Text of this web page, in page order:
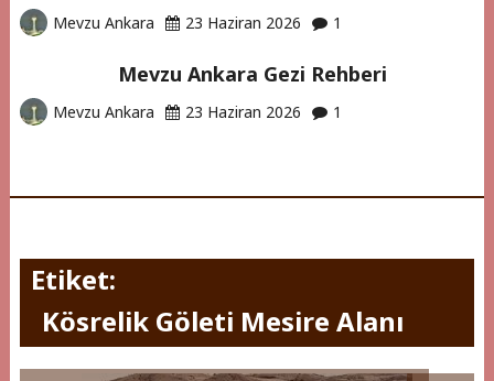
Mevzu Ankara 23 Haziran 2026 1
Mevzu Ankara Gezi Rehberi
Mevzu Ankara 23 Haziran 2026 1
Etiket:
Kösrelik Göleti Mesire Alanı